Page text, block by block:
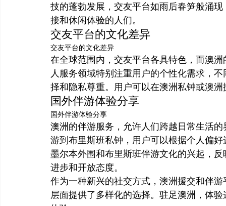
技的蓬勃发展，交友平台如雨后春笋般涌
接和休闲体验的人们。
交友平台的文化差异
交友平台的文化差异
在全球范围内，交友平台各具特色，而澳
人服务领域特别注重用户的个性化需求，
择和隐私尊重。用户可以在澳洲私钟或澳
国外伴游体验分享
国外伴游体验分享
澳洲的伴游服务，允许人们跨越日常生活
游到布里斯班私钟，用户可以根据个人偏
墨尔本外围和布里斯班伴游文化的兴起，
进步和开放态度。
作为一种新兴的社交方式，澳洲援交和伴
层面提供了多样化的选择。驻足澳洲，体